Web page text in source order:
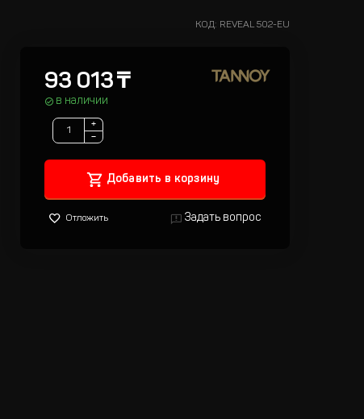
КОД: REVEAL 502-EU
93 013₸
в наличии
+
−
Добавить в корзину
Отложить Задать вопрос